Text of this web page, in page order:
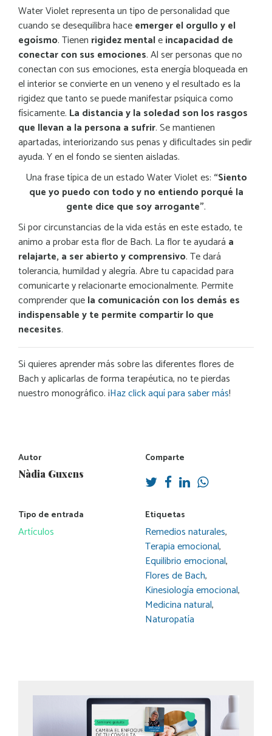
Autor
Nàdia Guxens
Comparte
Tipo de entrada
Artículos
Etiquetas
Remedios naturales,
Terapia emocional,
Equilibrio emocional,
Flores de Bach,
Kinesiología emocional,
Medicina natural,
Naturopatía
Water Violet representa un tipo de personalidad que
cuando se desequilibra haceemerger el orgullo y el
egoísmo. Tienen rigidez mentaleincapacidad de
conectar con sus emociones. Al ser personas que no
conectan con sus emociones, esta energía bloqueada en
el interior se convierte en un veneno y el resultado es la
rigidez que tanto se puede manifestar psíquica como
físicamente. La distancia y la soledad son los rasgos
que llevan a la persona a sufrir. Se mantienen
apartadas, interiorizando sus penas y dificultades sin pedir
ayuda. Y en el fondo se sienten aisladas.
Una frase típica de un estado Water Violet es: “Siento
que yo puedo con todo y no entiendo porqué la
gente dice que soy arrogante”.
Si por circunstancias de la vida estás en este estado, te
animo a probar esta flor de Bach. La flor te ayudará a
relajarte, a ser abierto y comprensivo. Te dará
tolerancia, humildad y alegría. Abre tu capacidad para
comunicarte y relacionarte emocionalmente. Permite
comprender quela comunicación con los demás es
indispensable y te permite compartir lo que
necesites.
Si quieres aprender más sobre las diferentes flores de
Bach y aplicarlas de forma terapéutica, no te pierdas
nuestro monográfico. ¡Haz click aquí para saber más!